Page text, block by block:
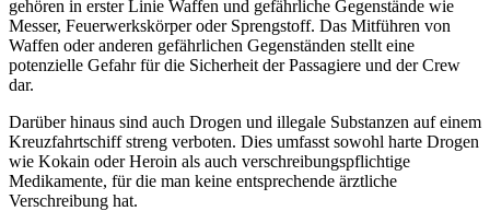
gehören in erster Linie Waffen und gefährliche Gegenstände wie
Messer, Feuerwerkskörper oder Sprengstoff. Das Mitführen von
Waffen oder anderen gefährlichen Gegenständen stellt eine
potenzielle Gefahr für die Sicherheit der Passagiere und der Crew
dar.
Darüber hinaus sind auch Drogen und illegale Substanzen auf einem
Kreuzfahrtschiff streng verboten. Dies umfasst sowohl harte Drogen
wie Kokain oder Heroin als auch verschreibungspflichtige
Medikamente, für die man keine entsprechende ärztliche
Verschreibung hat.